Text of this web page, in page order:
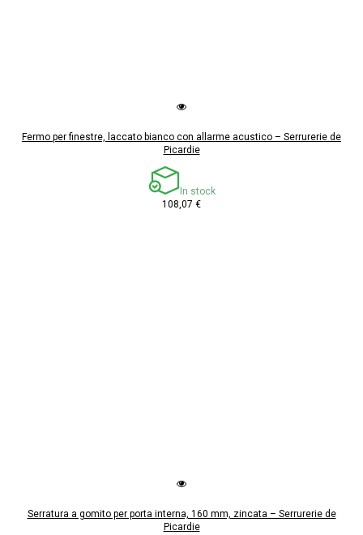
Fermo per finestre, laccato bianco con allarme acustico – Serrurerie de
Picardie
In stock
108,07 €
Serratura a gomito per porta interna, 160 mm, zincata – Serrurerie de
Picardie